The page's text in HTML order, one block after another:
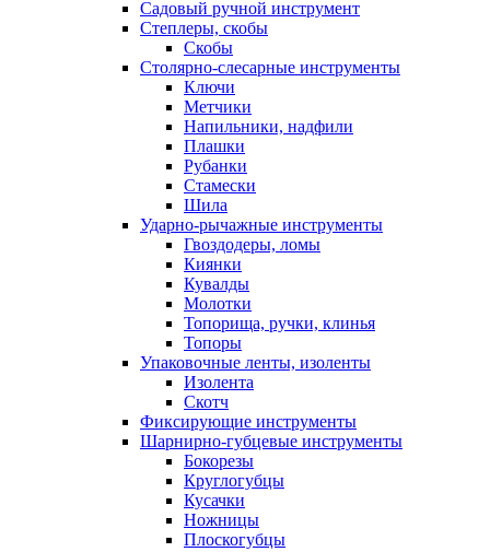
Садовый ручной инструмент
Степлеры, скобы
Скобы
Столярно-слесарные инструменты
Ключи
Метчики
Напильники, надфили
Плашки
Рубанки
Стамески
Шила
Ударно-рычажные инструменты
Гвоздодеры, ломы
Киянки
Кувалды
Молотки
Топорища, ручки, клинья
Топоры
Упаковочные ленты, изоленты
Изолента
Скотч
Фиксирующие инструменты
Шарнирно-губцевые инструменты
Бокорезы
Круглогубцы
Кусачки
Ножницы
Плоскогубцы